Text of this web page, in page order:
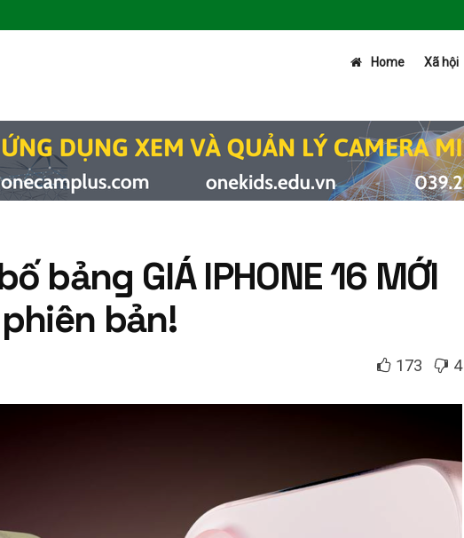
Home Xã hội
bảng GIÁ IPHONE 16 MỚI
bản!
173 4